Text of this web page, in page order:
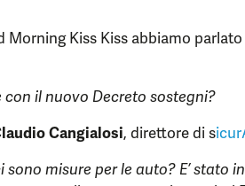
Morning Kiss Kiss abbiamo
il nuovo Decreto sostegni?
Cangialosi, direttore di s
sono misure per le auto? E’ stato